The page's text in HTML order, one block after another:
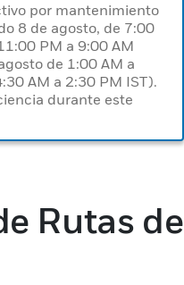
por mantenimiento
8 de agosto, de 7:00
PM a 9:00 AM
de 1:00 AM a
AM a 2:30 PM IST).
durante este
Rutas de